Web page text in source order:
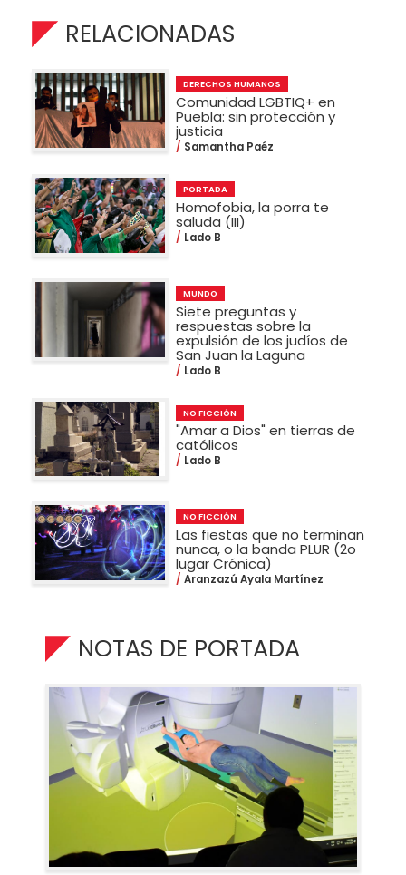
RELACIONADAS
DERECHOS HUMANOS
Comunidad LGBTIQ+ en
Puebla: sin protección y
justicia
Samantha Paéz
PORTADA
Homofobia, la porra te
saluda (III)
Lado B
MUNDO
Siete preguntas y
respuestas sobre la
expulsión de los judíos de
San Juan la Laguna
Lado B
NO FICCIÓN
"Amar a Dios" en tierras de
católicos
Lado B
NO FICCIÓN
Las fiestas que no terminan
nunca, o la banda PLUR (2o
lugar Crónica)
Aranzazú Ayala Martínez
NOTAS DE PORTADA